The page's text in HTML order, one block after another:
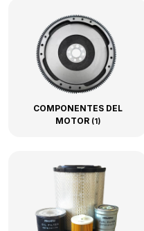
COMPONENTES DEL
MOTOR (1)